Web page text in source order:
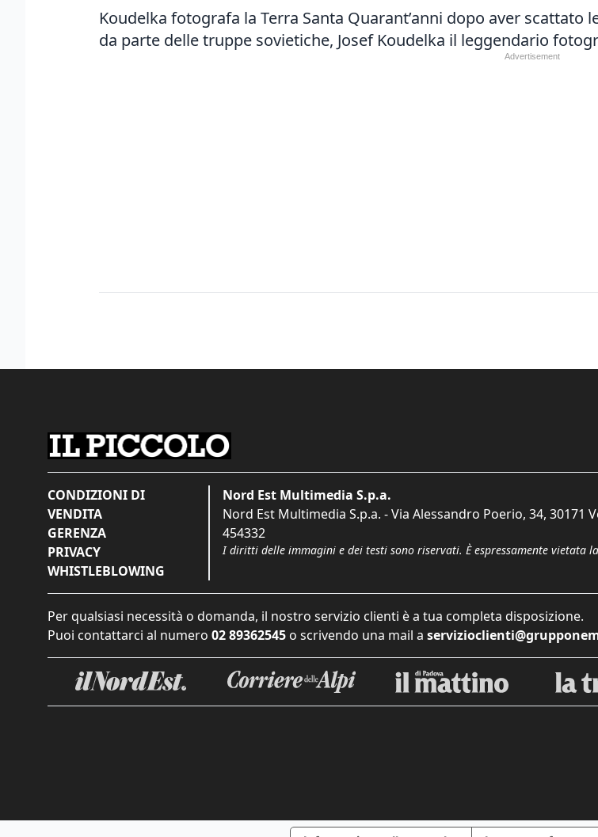
Koudelka fotografa la Terra Santa Quarant’anni dopo aver scattato
da parte delle truppe sovietiche, Josef Koudelka il leggendario
CONDIZIONI DI
VENDITA
GERENZA
PRIVACY
WHISTLEBLOWING
Nord Est Multimedia S.p.a.
Nord Est Multimedia S.p.a. - Via Alessandro Poerio, 34, 30171
454332
I diritti delle immagini e dei testi sono riservati. È espressamente vietata
Per qualsiasi necessità o domanda, il nostro servizio clienti è a tua completa disposizione.
Puoi contattarci al numero 02 89362545 o scrivendo una mail a